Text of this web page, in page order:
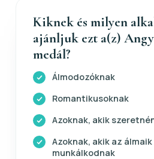
Kiknek és milyen
ajánljuk ezt a(z)
medál?
Álmodozóknak
Romantikusoknak
Azoknak, akik
Azoknak, akik az
munkálkodnak